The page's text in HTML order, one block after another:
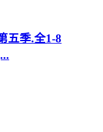
五季.全1-8